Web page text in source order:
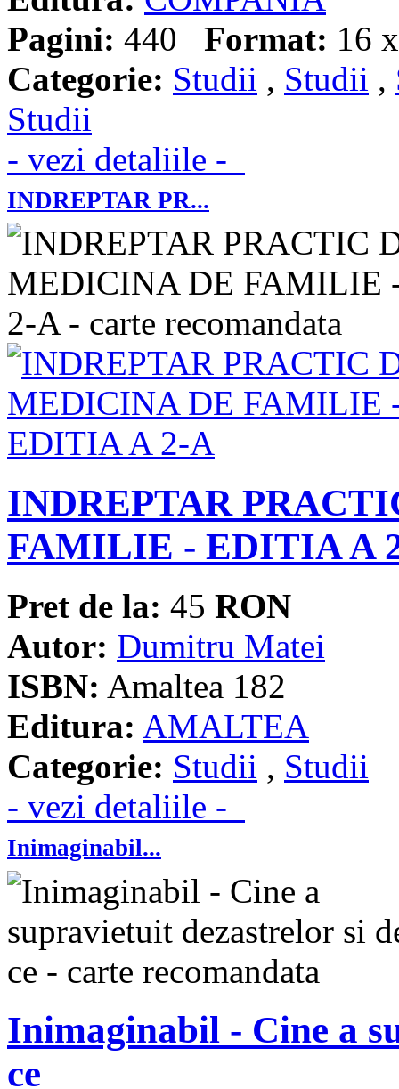
Pagini: 440 Format: 16
Categorie: Studii , Studii ,
Studii
- vezi detaliile -
INDREPTAR PR...
INDREPTAR
FAMILIE - EDITIA A
Pret de la: 45 RON
Autor: Dumitru Matei
ISBN: Amaltea 182
Editura: AMALTEA
Categorie: Studii , Studii
- vezi detaliile -
Inimaginabil...
Inimaginabil - Cine a
ce